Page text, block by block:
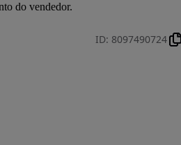
do vendedor.
ID: 8097490724